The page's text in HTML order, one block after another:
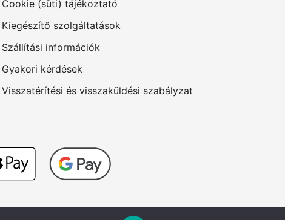
Cookie (süti) tájékoztató
Kiegészítő szolgáltatások
Szállítási információk
Gyakori kérdések
Visszatérítési és visszaküldési szabályzat